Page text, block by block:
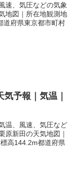
速、気圧などの気象
地図｜所在地観測地
道府県東京都市町村
予報｜気温｜
温、風速、気圧など
原新田の天気地図｜
高144.2m都道府県